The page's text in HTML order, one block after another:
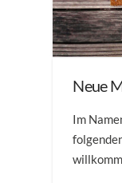
Neue
Im